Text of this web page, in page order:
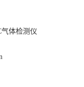
体检测仪